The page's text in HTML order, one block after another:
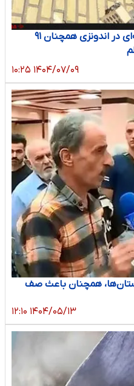
با گذشت ۲ روز از ریزش مدرسه‌ای در اندونزی همچنان ۹۱
۱۴۰۴/۰۷/۰۹ ۱۰:۲۵
همچنان باعث صف‌
۱۴۰۴/۰۵/۱۳ ۱۲:۱۰